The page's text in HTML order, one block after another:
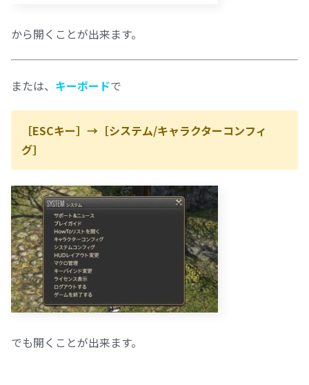
から開くことが出来ます。
または、 キーボードで
［ESCキー］→［システム/キャラクターコンフィ
グ］
でも開くことが出来ます。